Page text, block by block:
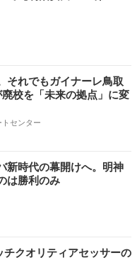
それでもガイナーレ鳥取
校を「未来の拠点」に変
トセンター
新時代の幕開けへ。明神
は勝利のみ
チクオリティアセッサーの